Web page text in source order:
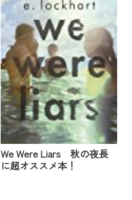
We Were Liars 秋の夜長
に超オススメ本！